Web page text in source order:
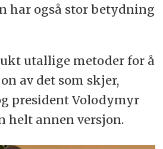
har også stor betydning
utallige metoder for å
av det som skjer,
president Volodymyr
helt annen versjon.